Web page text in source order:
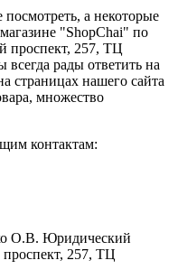
а некоторые
"ShopChai" по
проспект, 257, ТЦ
рады ответить на
страницах нашего сайта
множество
контактам:
О.В. Юридический
257, ТЦ